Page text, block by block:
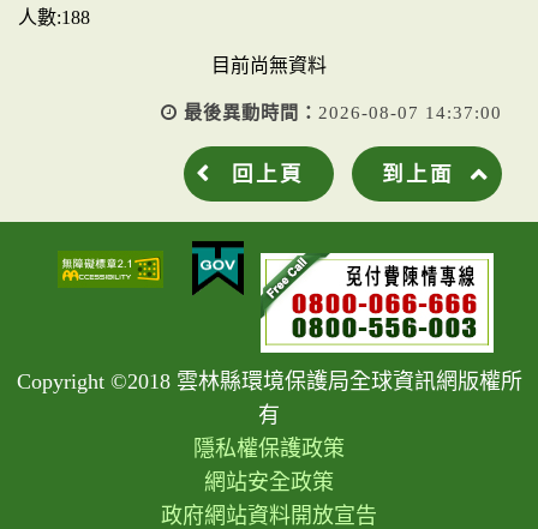
人數:188
目前尚無資料
最後異動時間： 2026-08-07 14:37:00
回上頁 到上面
Copyright ©2018 雲林縣環境保護局全球資訊網版權所
有
隱私權保護政策
網站安全政策
政府網站資料開放宣告